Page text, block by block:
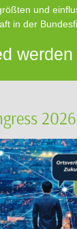
und
in der
werden
2026